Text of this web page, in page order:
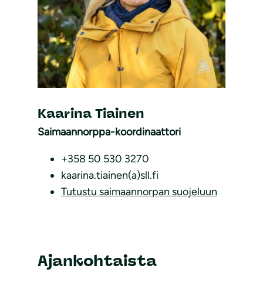
Saimaannorppa-koordinaattori
Kaarina Tiainen
+358 50 530 3270
kaarina.tiainen(a)sll.fi
Tutustu saimaannorpan suojeluun
Ajankohtaista